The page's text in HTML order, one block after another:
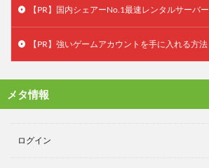
【PR】国内シェアーNo.1最速レンタルサーバー
【PR】強いゲームアカウントを手に入れる方法
メタ情報
ログイン